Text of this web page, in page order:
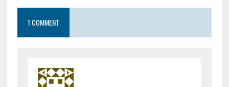
o
o
k
r A
p
g
1 COMMENT